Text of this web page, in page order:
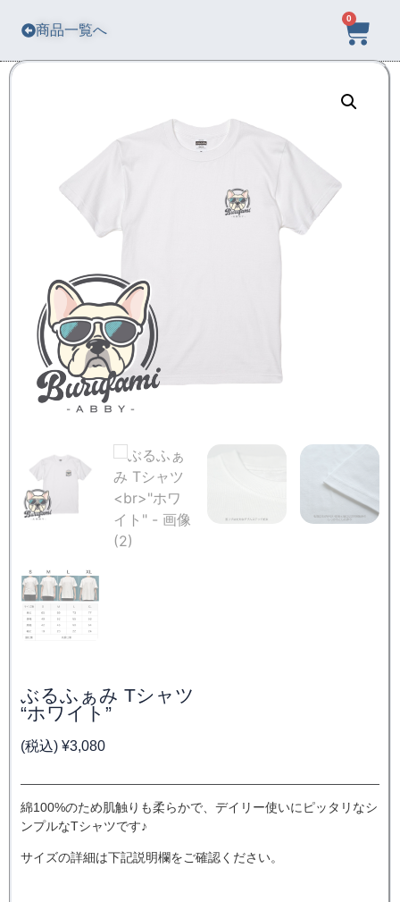
商品一覧へ
0
ぶるふぁみ Tシャツ
“ホワイト”
(税込) ¥3,080
綿100%のため肌触りも柔らかで、デイリー使いにピッタリなシ
ンプルなTシャツです♪
サイズの詳細は下記説明欄をご確認ください。